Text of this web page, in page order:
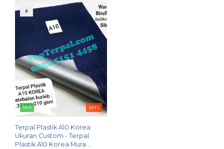
WA SMS
Terpal Plastik A10 Korea
Ukuran Custom - Terpal
Plastik A10 Korea Mura....